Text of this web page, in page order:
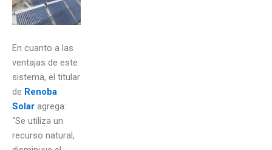
En cuanto a las
ventajas de este
sistema, el titular
de Renoba
Solar agrega:
“Se utiliza un
recurso natural,